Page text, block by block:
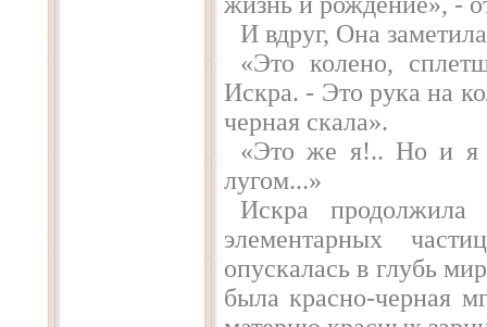
И вдруг, Она
«Это колено,
Искра. - Это рука на
черная скала».
«Это же я!.. Но и я
лугом...»
Искра продолжила
элементарных
опускалась в глубь
была красно-черная